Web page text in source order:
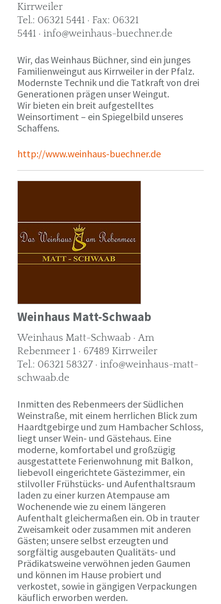
Kirrweiler
Tel.: 06321 5441 · Fax: 06321
5441 · info@weinhaus-buechner.de
Wir, das Weinhaus Büchner, sind ein junges
Familienweingut aus Kirrweiler in der Pfalz.
Modernste Technik und die Tatkraft von drei
Generationen prägen unser Weingut.
Wir bieten ein breit aufgestelltes
Weinsortiment – ein Spiegelbild unseres
Schaffens.
http://www.weinhaus-buechner.de
Weinhaus Matt-Schwaab
Weinhaus Matt-Schwaab · Am
Rebenmeer 1 · 67489 Kirrweiler
Tel.: 06321 58327 · info@weinhaus-matt-
schwaab.de
Inmitten des Rebenmeers der Südlichen
Weinstraße, mit einem herrlichen Blick zum
Haardtgebirge und zum Hambacher Schloss,
liegt unser Wein- und Gästehaus. Eine
moderne, komfortabel und großzügig
ausgestattete Ferienwohnung mit Balkon,
liebevoll eingerichtete Gästezimmer, ein
stilvoller Frühstücks- und Aufenthaltsraum
laden zu einer kurzen Atempause am
Wochenende wie zu einem längeren
Aufenthalt gleichermaßen ein. Ob in trauter
Zweisamkeit oder zusammen mit anderen
Gästen; unsere selbst erzeugten und
sorgfältig ausgebauten Qualitäts- und
Prädikatsweine verwöhnen jeden Gaumen
und können im Hause probiert und
verkostet, sowie in gängigen Verpackungen
käuflich erworben werden.